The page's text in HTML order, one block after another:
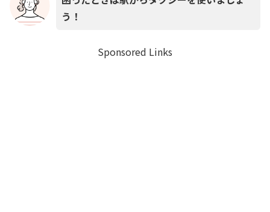
う！
Sponsored Links